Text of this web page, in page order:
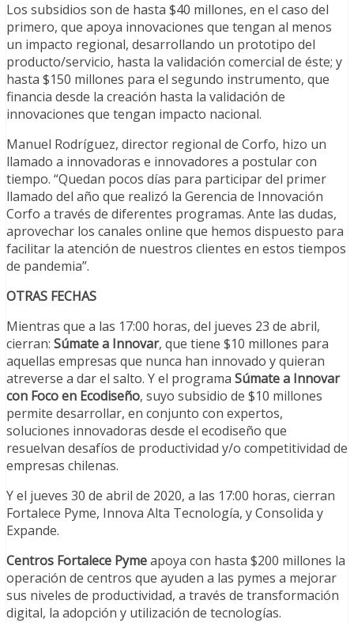
Los subsidios son de hasta $40 millones, en el caso del
primero, que apoya innovaciones que tengan al menos
un impacto regional, desarrollando un prototipo del
producto/servicio, hasta la validación comercial de éste; y
hasta $150 millones para el segundo instrumento, que
financia desde la creación hasta la validación de
innovaciones que tengan impacto nacional.
Manuel Rodríguez, director regional de Corfo, hizo un
llamado a innovadoras e innovadores a postular con
tiempo. “Quedan pocos días para participar del primer
llamado del año que realizó la Gerencia de Innovación
Corfo a través de diferentes programas. Ante las dudas,
aprovechar los canales online que hemos dispuesto para
facilitar la atención de nuestros clientes en estos tiempos
de pandemia”.
OTRAS FECHAS
Mientras que a las 17:00 horas, del jueves 23 de abril,
cierran: Súmate a Innovar, que tiene $10 millones para
aquellas empresas que nunca han innovado y quieran
atreverse a dar el salto. Y el programa Súmate a Innovar
con Foco en Ecodiseño, suyo subsidio de $10 millones
permite desarrollar, en conjunto con expertos,
soluciones innovadoras desde el ecodiseño que
resuelvan desafíos de productividad y/o competitividad de
empresas chilenas.
Y el jueves 30 de abril de 2020, a las 17:00 horas, cierran
Fortalece Pyme, Innova Alta Tecnología, y Consolida y
Expande.
Centros Fortalece Pymeapoya con hasta $200 millones la
operación de centros que ayuden a las pymes a mejorar
sus niveles de productividad, a través de transformación
digital, la adopción y utilización de tecnologías.